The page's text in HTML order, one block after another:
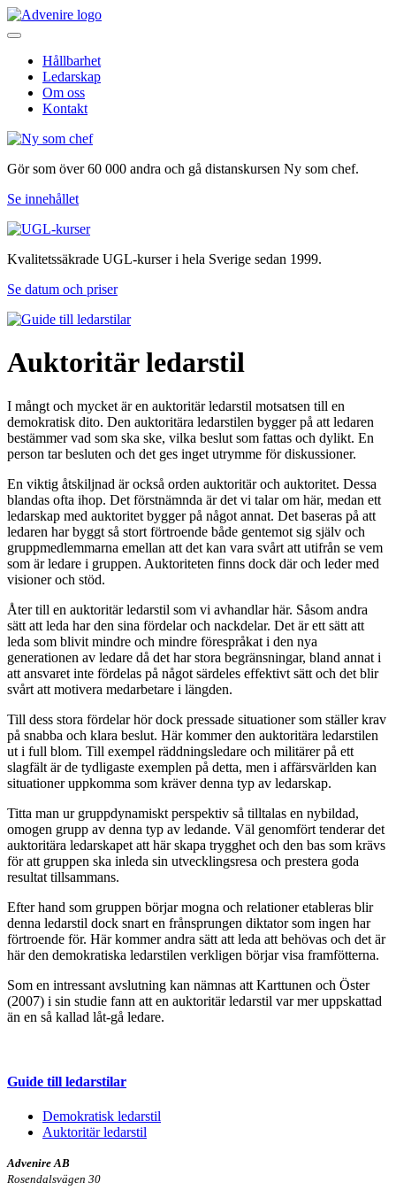
Hållbarhet
Ledarskap
Om oss
Kontakt
Gör som över 60 000 andra och gå distanskursen Ny som chef.
Se innehållet
Kvalitetssäkrade UGL-kurser i hela Sverige sedan 1999.
Se datum och priser
Auktoritär ledarstil
I mångt och mycket är en auktoritär ledarstil motsatsen till en
demokratisk dito. Den auktoritära ledarstilen bygger på att ledaren
bestämmer vad som ska ske, vilka beslut som fattas och dylikt. En
person tar besluten och det ges inget utrymme för diskussioner.
En viktig åtskiljnad är också orden auktoritär och auktoritet. Dessa
blandas ofta ihop. Det förstnämnda är det vi talar om här, medan ett
ledarskap med auktoritet bygger på något annat. Det baseras på att
ledaren har byggt så stort förtroende både gentemot sig själv och
gruppmedlemmarna emellan att det kan vara svårt att utifrån se vem
som är ledare i gruppen. Auktoriteten finns dock där och leder med
visioner och stöd.
Åter till en auktoritär ledarstil som vi avhandlar här. Såsom andra
sätt att leda har den sina fördelar och nackdelar. Det är ett sätt att
leda som blivit mindre och mindre förespråkat i den nya
generationen av ledare då det har stora begränsningar, bland annat i
att ansvaret inte fördelas på något särdeles effektivt sätt och det blir
svårt att motivera medarbetare i längden.
Till dess stora fördelar hör dock pressade situationer som ställer krav
på snabba och klara beslut. Här kommer den auktoritära ledarstilen
ut i full blom. Till exempel räddningsledare och militärer på ett
slagfält är de tydligaste exemplen på detta, men i affärsvärlden kan
situationer uppkomma som kräver denna typ av ledarskap.
Titta man ur gruppdynamiskt perspektiv så tilltalas en nybildad,
omogen grupp av denna typ av ledande. Väl genomfört tenderar det
auktoritära ledarskapet att här skapa trygghet och den bas som krävs
för att gruppen ska inleda sin utvecklingsresa och prestera goda
resultat tillsammans.
Efter hand som gruppen börjar mogna och relationer etableras blir
denna ledarstil dock snart en frånsprungen diktator som ingen har
förtroende för. Här kommer andra sätt att leda att behövas och det är
här den demokratiska ledarstilen verkligen börjar visa framfötterna.
Som en intressant avslutning kan nämnas att Karttunen och Öster
(2007) i sin studie fann att en auktoritär ledarstil var mer uppskattad
än en så kallad låt-gå ledare.
Guide till ledarstilar
Demokratisk ledarstil
Auktoritär ledarstil
Advenire AB
Rosendalsvägen 30